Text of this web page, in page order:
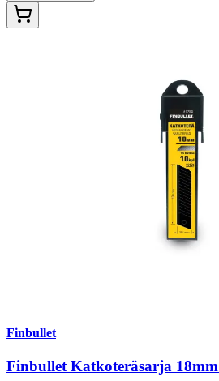
Finbullet
Finbullet Katkoteräsarja